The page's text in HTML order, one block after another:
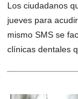
Los ciudadanos
jueves para
mismo SMS se
clínicas dentales